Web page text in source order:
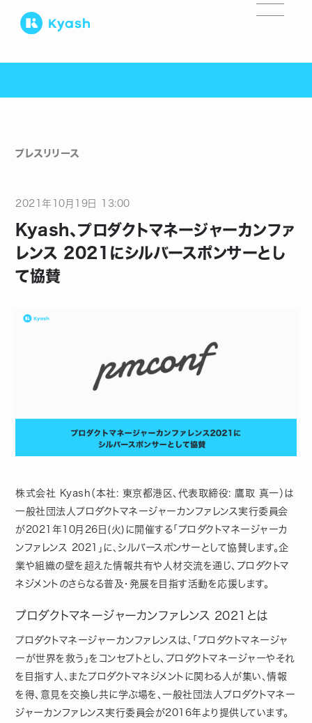
プレスリリース
2021年 10月 19日 13:00
Kyash、プロダクトマネージャーカンファ
レンス 2021にシルバースポンサーとし
て協賛
株式会社 Kyash（本社: 東京都港区、代表取締役: 鷹取 真一）は
一般社団法人プロダクトマネージャーカンファレンス実行委員会
が2021年10月26日(火)に開催する「プロダクトマネージャーカ
ンファレンス 2021」に、シルバースポンサーとして協賛します。企
業や組織の壁を超えた情報共有や人材交流を通じ、プロダクトマ
ネジメントのさらなる普及・発展を目指す活動を応援します。
プロダクトマネージャーカンファレンス 2021とは
プロダクトマネージャーカンファレンスは、「プロダクトマネージャ
ーが世界を救う」をコンセプトとし、プロダクトマネージャーやそれ
を目指す人、またプロダクトマネジメントに関わる人が集い、情報
を得、意見を交換し共に学ぶ場を、一般社団法人プロダクトマネー
ジャーカンファレンス実行委員会が2016年より提供しています。